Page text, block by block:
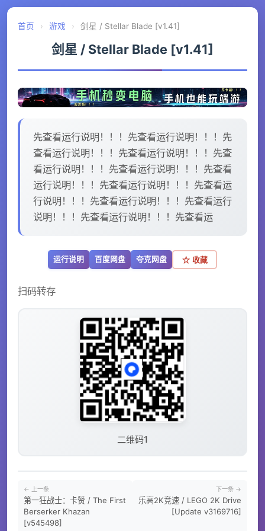
首页 › 游戏 › 剑星 / Stellar Blade [v1.41]
剑星 / Stellar Blade [v1.41]
先查看运行说明！！！先查看运行说明！！！先
查看运行说明！！！先查看运行说明！！！先查
看运行说明！！！先查看运行说明！！！先查看
运行说明！！！先查看运行说明！！！先查看运
行说明！！！先查看运行说明！！！先查看运行
说明！！！先查看运行说明！！！先查看运
运行说明 百度网盘 夸克网盘 ☆ 收藏
扫码转存
二维码1
← 上一条
第一狂战士：卡赞 / The First
Berserker Khazan
[v545498]
下一条 →
乐高2K竞速 / LEGO 2K Drive
[Update v3169716]